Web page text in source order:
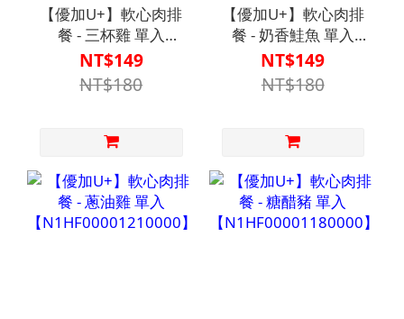
【優加U+】軟心肉排
餐 - 三杯雞 單入
【N1HF00001200000】
NT$149
NT$180
【優加U+】軟心肉排
餐 - 奶香鮭魚 單入
【N1HF00001170000】
NT$149
NT$180